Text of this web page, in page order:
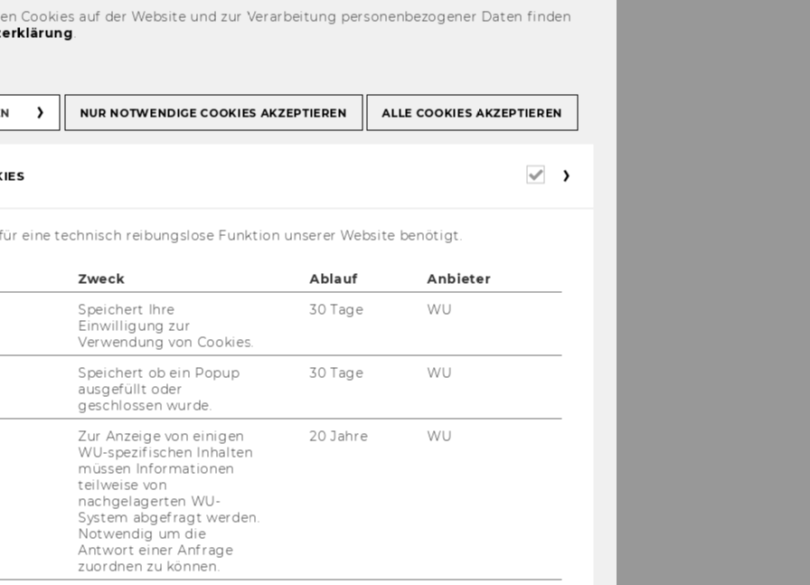
Taxe, Um­la­ge, Ver­an­la­gung (Steu­
R/3
cost al­lo­ca­ti­on by which you al­lo­ca­te
cen­ter to re­cei­ver CO ob­jects (or­ders,
Cookies auf der Website und zur Verarbeitung personenbezogener Daten finden
.
NUR NOTWENDIGE COOKIES AKZEPTIEREN ALLE COOKIES AKZEPTIEREN
Erforderliche
eine technisch reibungslose Funktion unserer Website benötigt.
Zweck Ablauf
Anbieter
Speichert Ihre
Einwilligung zur
Verwendung von Cookies.
30 Tage WU
Speichert ob ein Popup
ausgefüllt oder
geschlossen wurde.
30 Tage WU
Zur Anzeige von einigen
WU-spezifischen Inhalten
müssen Informationen
teilweise von
nachgelagerten WU-
System abgefragt werden.
Notwendig um die
Antwort einer Anfrage
zuordnen zu können.
20 Jahre WU